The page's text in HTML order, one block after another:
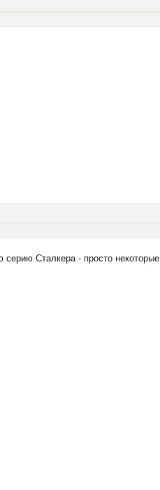
Сталкера - просто некоторые